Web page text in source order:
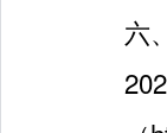
六、
2025